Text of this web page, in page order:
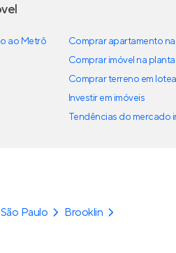
ao Metrô
Comprar apartamento
Comprar imóvel na planta
Comprar terreno em
Investir em imóveis
Tendências do mercado
Paulo
Brooklin